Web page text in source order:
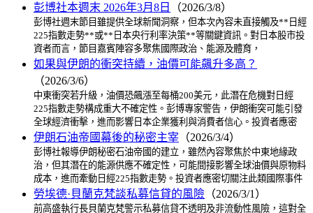
彭博社本週末 2026年3月8日 （2026/3/8）
彭博社週末節目雖提供全球新聞洞察，但本次內容未直接觸及**日經
225指數走勢**或**日本央行利率決策**等關鍵資訊。對日本股市投
資者而言，節目嘉賓陣容多聚焦國際政治、能源及體育，
如果與伊朗的衝突持續，油價可能飆升多高？
（2026/3/6）
中東衝突若升級，油價恐飆漲至每桶200美元，此潛在危機對日經
225指數走勢構成重大不確定性。彭博專家警告，伊朗衝突可能引發
全球經濟衝擊，進而影響日本企業獲利與消費者信心。投資者應密
伊朗石油帝國幕後的秘密主宰 （2026/3/4）
彭博社報導伊朗秘密石油帝國的建立，雖然內容聚焦於中東地緣政
治，但其潛在的能源供應不確定性，可能間接影響全球油價與原物料
成本，進而牽動日經225指數走勢。投資者應密切關注此類國際事件
勞埃德·貝蘭克梵談私募信貸的風險 （2026/3/1）
前高盛執行長貝蘭克梵警示私募信貸不透明及非流動性風險，這對全